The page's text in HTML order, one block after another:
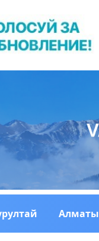
Алматы